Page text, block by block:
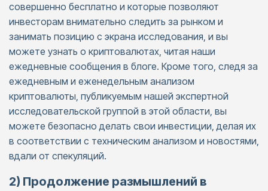
совершенно бесплатно и которые позволяют
инвесторам внимательно следить за рынком и
занимать позицию с экрана исследования, и вы
можете узнать о криптовалютах, читая наши
ежедневные сообщения в блоге. Кроме того, следя за
ежедневным и еженедельным анализом
криптовалюты, публикуемым нашей экспертной
исследовательской группой в этой области, вы
можете безопасно делать свои инвестиции, делая их
в соответствии с техническим анализом и новостями,
вдали от спекуляций.
2) Продолжение размышлений в